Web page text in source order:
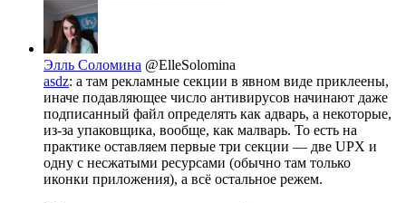
Элль Соломина @ElleSolomina
asdz: а там рекламные секции в явном виде приклеены,
иначе подавляющее число антивирусов начинают даже
подписанный файл определять как адварь, а некоторые,
из-за упаковщика, вообще, как малварь. То есть на
практике оставляем первые три секции — две UPX и
одну с несжатыми ресурсами (обычно там только
иконки приложения), а всё остальное режем.